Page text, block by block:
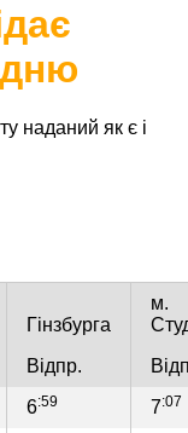
наданий як є і
Гінзбурга
м.
Відпр.
6:59 7:07